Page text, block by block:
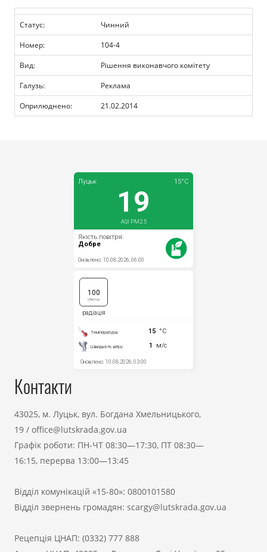
Прозорість влади
Документи
Статус:
Чинний
Номер:
104-4
Вид:
Рішення виконавчого комітету
Галузь:
Реклама
Оприлюднено:
21.02.2014
Контакти
43025, м. Луцьк, вул. Богдана Хмельницького,
19 / office@lutskrada.gov.ua
Графік роботи: ПН-ЧТ 08:30—17:30, ПТ 08:30—
16:15, перерва 13:00—13:45
Відділ комунікацій «15-80»: 0800101580
Відділ звернень громадян: scargy@lutskrada.gov.ua
Рецепція ЦНАП: (0332) 777 888